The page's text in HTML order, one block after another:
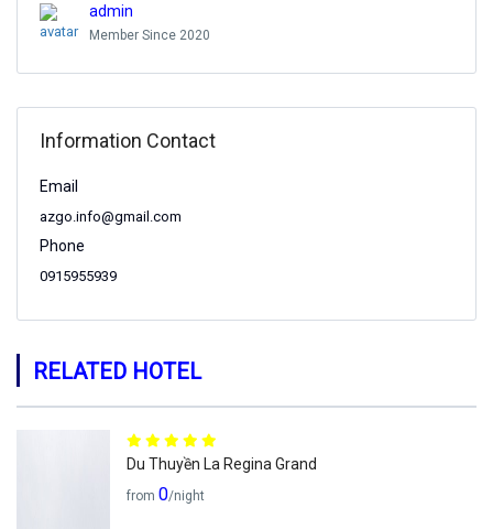
admin
Member Since 2020
Information Contact
Email
azgo.info@gmail.com
Phone
0915955939
RELATED HOTEL
Du Thuyền La Regina Grand
from 0/night